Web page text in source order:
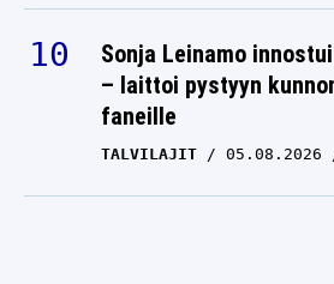
Sonja Leinamo
– laittoi pystyyn
faneille
TALVILAJIT